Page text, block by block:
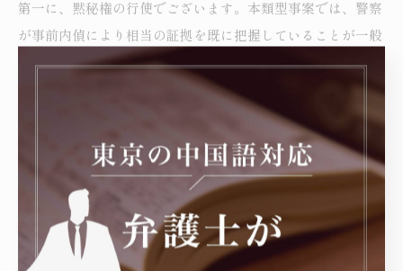
第一に、黙秘権の行使でございます。本類型事案では、警察
が事前内偵により相当の証拠を既に把握していることが一般
的でございます。しかし、被疑者の「組織全貌の認識」「ク
レジットカード情報の由来の理解」といった主観的要件につ
いての初期供述は、後の公判における中核的証拠として定型
化されます。通訳の補助が不十分な状態で供述調書に署名押
印することは、極めて危険でございます。
第二に、早期の弁護人選任でございます。本類型事案は通常
逮捕の形態が多く、警察が相当の証拠を既に握っていること